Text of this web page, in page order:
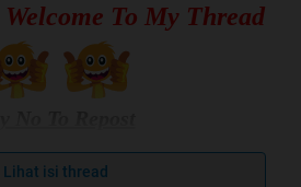
Welcome To My Thread
Lupa Sama Ini Ya Gan
Lihat isi thread